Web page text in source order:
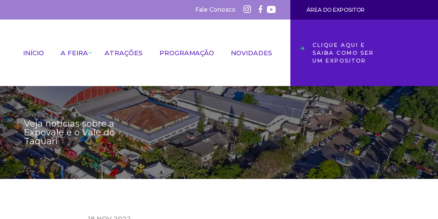
Fale Conosco ÁREA DO EXPOSITOR
INÍCIO A FEIRA ATRAÇÕES PROGRAMAÇÃO NOVIDADES
CLIQUE AQUI E
SAIBA COMO SER
UM EXPOSITOR
Veja notícias sobre a
Expovale e o Vale do
Taquari